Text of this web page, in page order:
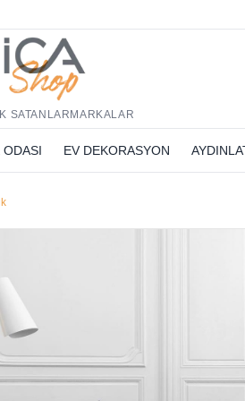
SATANLAR MARKALAR
ODASI EV DEKORASYON